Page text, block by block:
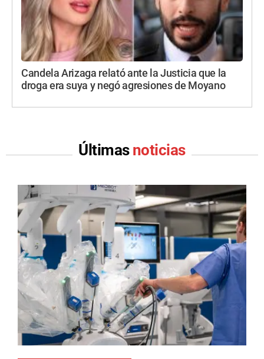
Candela Arizaga relató ante la Justicia que la
droga era suya y negó agresiones de Moyano
Últimas noticias